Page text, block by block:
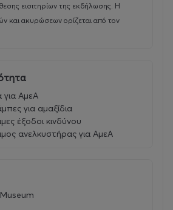
εισιτηρίων της εκδήλωσης. Η
και ακυρώσεων ορίζεται από τον
για ΑμεΑ
για αμαξίδια
έξοδοι κινδύνου
ανελκυστήρας για ΑμεΑ